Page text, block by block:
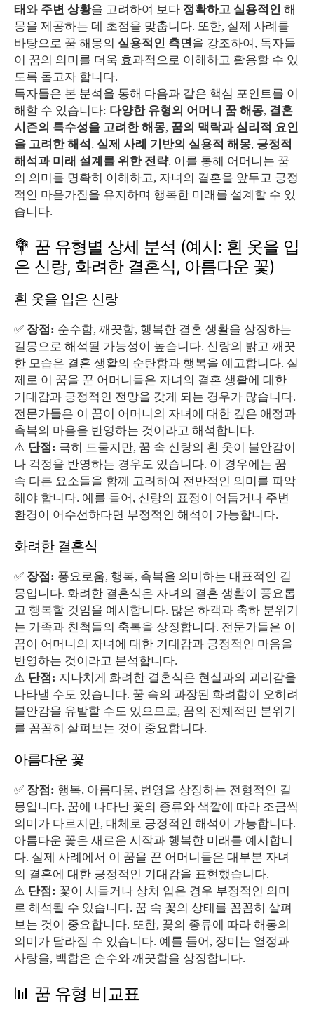
태 와 주변 상황을 고려하여 보다 정확하고 실용적인 해
몽을 제공하는 데 초점을 맞춥니다. 또한, 실제 사례를
바탕으로 꿈 해몽의 실용적인 측면을 강조하여, 독자들
이 꿈의 의미를 더욱 효과적으로 이해하고 활용할 수 있
도록 돕고자 합니다.
독자들은 본 분석을 통해 다음과 같은 핵심 포인트를 이
해할 수 있습니다: 다양한 유형의 어머니 꿈 해몽, 결혼
시즌의 특수성을 고려한 해몽, 꿈의 맥락과 심리적 요인
을 고려한 해석 , 실제 사례 기반의 실용적 해몽, 긍정적
해석과 미래 설계를 위한 전략. 이를 통해 어머니는 꿈
의 의미를 명확히 이해하고, 자녀의 결혼을 앞두고 긍정
적인 마음가짐을 유지하며 행복한 미래를 설계할 수 있
습니다.
💐 꿈 유형별 상세 분석 (예시: 흰 옷을 입
은 신랑, 화려한 결혼식, 아름다운 꽃)
흰 옷을 입은 신랑
✅ 장점: 순수함, 깨끗함, 행복한 결혼 생활을 상징하는
길몽으로 해석될 가능성이 높습니다. 신랑의 밝고 깨끗
한 모습은 결혼 생활의 순탄함과 행복을 예고합니다. 실
제로 이 꿈을 꾼 어머니들은 자녀의 결혼 생활에 대한
기대감과 긍정적인 전망을 갖게 되는 경우가 많습니다.
전문가들은 이 꿈이 어머니의 자녀에 대한 깊은 애정과
축복의 마음을 반영하는 것이라고 해석합니다.
⚠️ 단점: 극히 드물지만, 꿈 속 신랑의 흰 옷이 불안감이
나 걱정을 반영하는 경우도 있습니다. 이 경우에는 꿈
속 다른 요소들을 함께 고려하여 전반적인 의미를 파악
해야 합니다. 예를 들어, 신랑의 표정이 어둡거나 주변
환경이 어수선하다면 부정적인 해석이 가능합니다.
화려한 결혼식
✅ 장점: 풍요로움, 행복, 축복을 의미하는 대표적인 길
몽입니다. 화려한 결혼식은 자녀의 결혼 생활이 풍요롭
고 행복할 것임을 예시합니다. 많은 하객과 축하 분위기
는 가족과 친척들의 축복을 상징합니다. 전문가들은 이
꿈이 어머니의 자녀에 대한 기대감과 긍정적인 마음을
반영하는 것이라고 분석합니다.
⚠️ 단점: 지나치게 화려한 결혼식은 현실과의 괴리감을
나타낼 수도 있습니다. 꿈 속의 과장된 화려함이 오히려
불안감을 유발할 수도 있으므로, 꿈의 전체적인 분위기
를 꼼꼼히 살펴보는 것이 중요합니다.
아름다운 꽃
✅ 장점: 행복, 아름다움, 번영을 상징하는 전형적인 길
몽입니다. 꿈에 나타난 꽃의 종류와 색깔에 따라 조금씩
의미가 다르지만, 대체로 긍정적인 해석이 가능합니다.
아름다운 꽃은 새로운 시작과 행복한 미래를 예시합니
다. 실제 사례에서 이 꿈을 꾼 어머니들은 대부분 자녀
의 결혼에 대한 긍정적인 기대감을 표현했습니다.
⚠️ 단점: 꽃이 시들거나 상처 입은 경우 부정적인 의미
로 해석될 수 있습니다. 꿈 속 꽃의 상태를 꼼꼼히 살펴
보는 것이 중요합니다. 또한, 꽃의 종류에 따라 해몽의
의미가 달라질 수 있습니다. 예를 들어, 장미는 열정과
사랑을, 백합은 순수와 깨끗함을 상징합니다.
📊 꿈 유형 비교표